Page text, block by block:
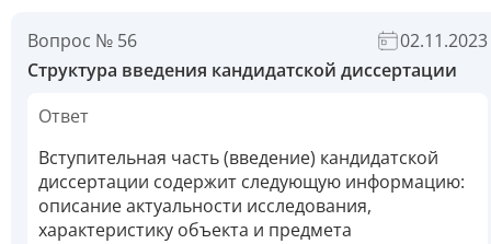
Вопрос № 56
02.11.2023
Структура введения кандидатской диссертации
Ответ
Вступительная часть (введение) кандидатской
диссертации содержит следующую информацию:
описание актуальности исследования,
характеристику объекта и предмета